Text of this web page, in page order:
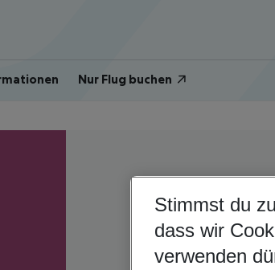
Nur Flug buchen
Stimmst du
dass wir
verwenden